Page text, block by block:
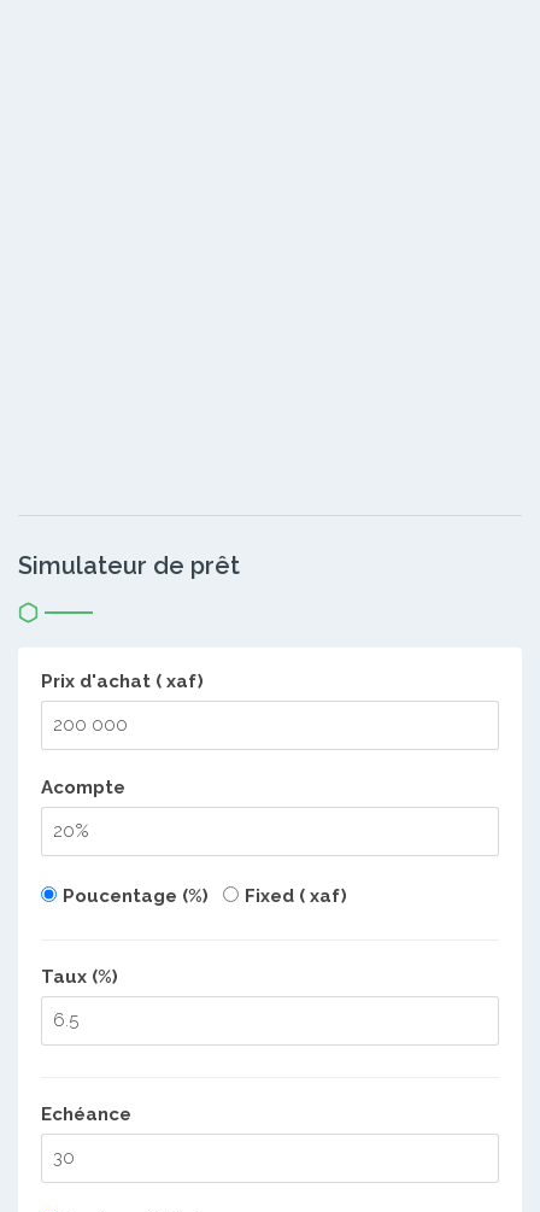
Simulateur de prêt
Prix d'achat ( xaf)
Acompte
Poucentage (%) Fixed ( xaf)
Taux (%)
Echéance